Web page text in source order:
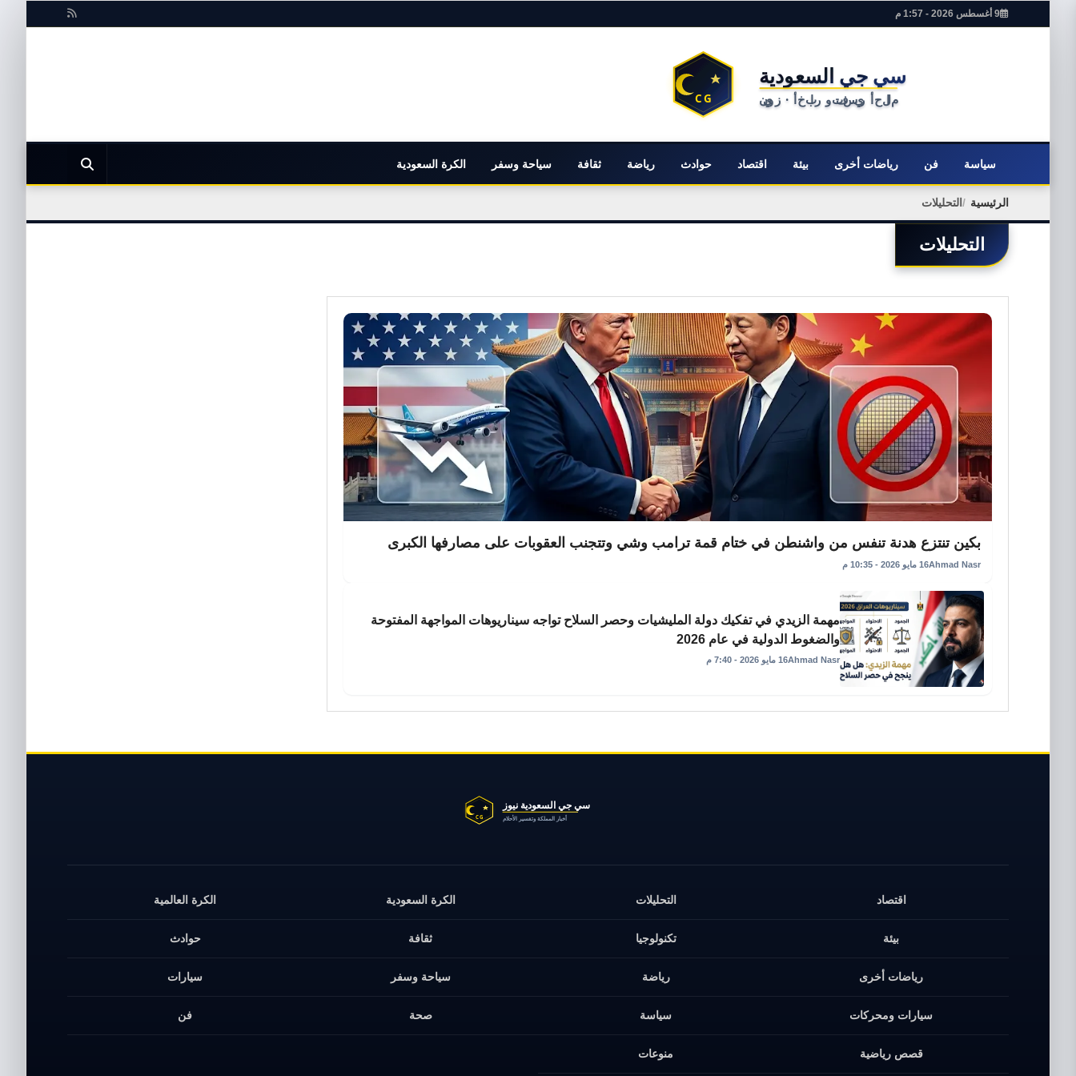
9 أغسطس 2026 - 1:57 م
سياسة فن رياضات أخرى بيئة اقتصاد حوادث رياضة ثقافة سياحة وسفر الكرة السعودية
الرئيسية التحليلات
التحليلات
بكين تنتزع هدنة تنفس من واشنطن في ختام قمة ترامب وشي وتتجنب العقوبات على مصارفها الكبرى
Ahmad Nasr16 مايو 2026 - 10:35 م
مهمة الزيدي في تفكيك دولة المليشيات وحصر السلاح تواجه سيناريوهات المواجهة المفتوحة
والضغوط الدولية في عام 2026
Ahmad Nasr16 مايو 2026 - 7:40 م
اقتصاد التحليلات الكرة السعودية الكرة العالمية
بيئة تكنولوجيا ثقافة حوادث
رياضات أخرى رياضة سياحة وسفر سيارات
سيارات ومحركات سياسة صحة فن
قصص رياضية منوعات